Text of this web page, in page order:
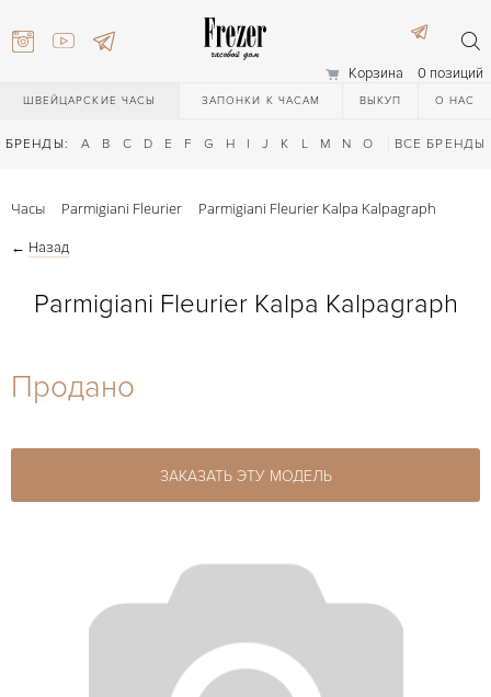
Корзина 0 позиций
ШВЕЙЦАРСКИЕ ЧАСЫ ЗАПОНКИ К ЧАСАМ ВЫКУП О НАС
БРЕНДЫ: A B C D E F G H I J K L M N O Q R S T
ВСЕ БРЕНДЫ
27-44
27-44
Часы Parmigiani Fleurier Parmigiani Fleurier Kalpa Kalpagraph
← Назад
Parmigiani Fleurier Kalpa Kalpagraph
Продано
ЗАКАЗАТЬ ЭТУ МОДЕЛЬ